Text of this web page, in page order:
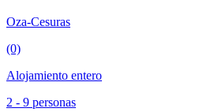
Oza-Cesuras
(0)
Alojamiento entero
2 - 9 personas